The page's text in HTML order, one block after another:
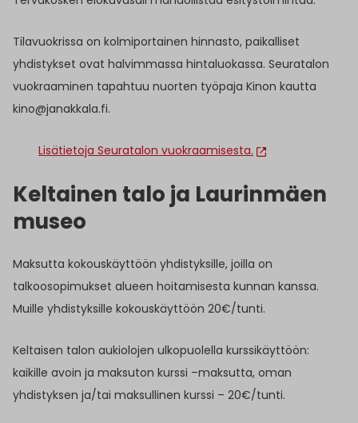
Tilavuokrissa on kolmiportainen hinnasto, paikalliset
yhdistykset ovat halvimmassa hintaluokassa. Seuratalon
vuokraaminen tapahtuu nuorten työpaja Kinon kautta
kino@janakkala.fi.
Lisätietoja Seuratalon vuokraamisesta.
Keltainen talo ja Laurinmäen
museo
Maksutta kokouskäyttöön yhdistyksille, joilla on
talkoosopimukset alueen hoitamisesta kunnan kanssa.
Muille yhdistyksille kokouskäyttöön 20€/tunti.
Keltaisen talon aukiolojen ulkopuolella kurssikäyttöön:
kaikille avoin ja maksuton kurssi –maksutta, oman
yhdistyksen ja/tai maksullinen kurssi – 20€/tunti.